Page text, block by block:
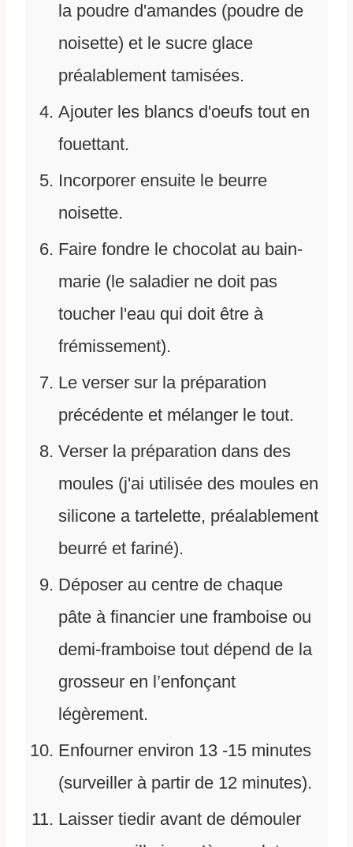
la poudre d'amandes (poudre de
noisette) et le sucre glace
préalablement tamisées.
Ajouter les blancs d'oeufs tout en
fouettant.
Incorporer ensuite le beurre
noisette.
Faire fondre le chocolat au bain-
marie (le saladier ne doit pas
toucher l'eau qui doit être à
frémissement).
Le verser sur la préparation
précédente et mélanger le tout.
Verser la préparation dans des
moules (j'ai utilisée des moules en
silicone a tartelette, préalablement
beurré et fariné).
Déposer au centre de chaque
pâte à financier une framboise ou
demi-framboise tout dépend de la
grosseur en l’enfonçant
légèrement.
Enfourner environ 13 -15 minutes
(surveiller à partir de 12 minutes).
Laisser tiedir avant de démouler